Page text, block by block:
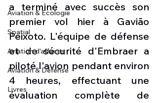
Aviation & Ecologie
Spatial
Aviation d'affaires
Aviation & Défense
Livres
a terminé avec succès son
premier vol hier à Gavião
Peixoto. L'équipe de défense
et de sécurité d'Embraer a
piloté l'avion pendant environ
4 heures, effectuant une
évaluation complète de